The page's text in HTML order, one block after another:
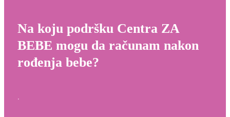
Na koju podršku Centra ZA
BEBE mogu da računam nakon
rođenja bebe?